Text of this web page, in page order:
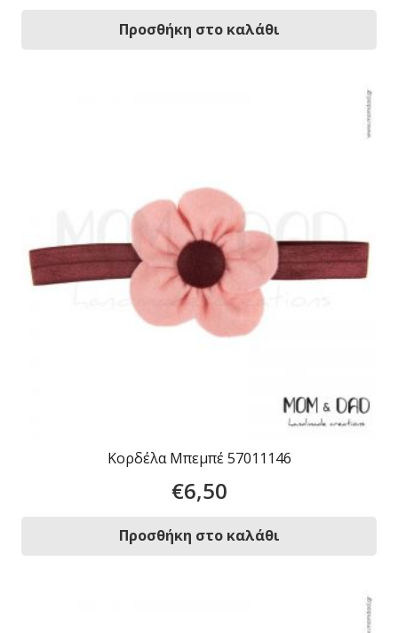
Προσθήκη στο καλάθι
Κορδέλα Μπεμπέ 57011146
€6,50
Προσθήκη στο καλάθι